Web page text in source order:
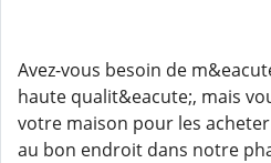
Avez-vous besoin de
haute qualit&eacute;, mais
votre maison pour les
au bon endroit dans notre